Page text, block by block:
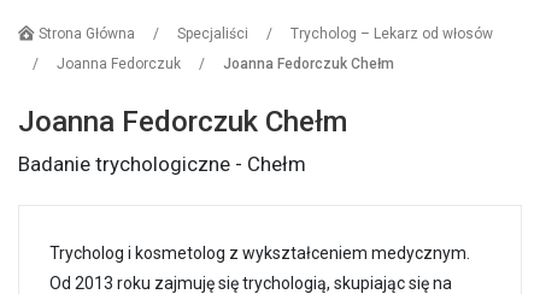
Strona Główna / Specjaliści /
Trycholog – Lekarz od włosów
/
Joanna Fedorczuk / Joanna Fedorczuk Chełm
Joanna Fedorczuk Chełm
Badanie trychologiczne - Chełm
Trycholog i kosmetolog z wykształceniem medycznym.
Od 2013 roku zajmuję się trychologią, skupiając się na